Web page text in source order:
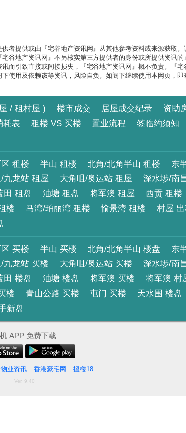
者提供或由『宅谷地产资讯网』从其他参考资料或来源获取。
谷地产资讯网』不另核实第三方提供者的身份或所提供资讯的
而引致直接或间接损失，『宅谷地产资讯网』概不负责。『宅
使用及依赖该等资讯，风险自负。如阁下继续使用本网页，即
/ 租村屋 ) 楼市成交 居屋成交纪录 资助
耗表 租楼 VS 买楼 置业流程 签临约须知
租楼 半山 租楼 北角/北角半山 租楼 东
九龙站 租屋 大角咀/奥运站 租屋 深水埗/南
田 租盘 油塘 租盘 将军澳 租屋 西贡 租楼
楼 马湾/珀丽湾 租楼 愉景湾 租楼 村屋 出
买楼 半山 买楼 北角/北角半山 楼盘 东
九龙站 买楼 大角咀/奥运站 买楼 深水埗/南
田 楼盘 油塘 楼盘 将军澳 买楼 将军澳 村
楼 青山公路 买楼 屯门 买楼 天水围 楼盘
新盘
APP 免费下载
业资讯 香港豪宅网 搵楼18
Ver. 9.40